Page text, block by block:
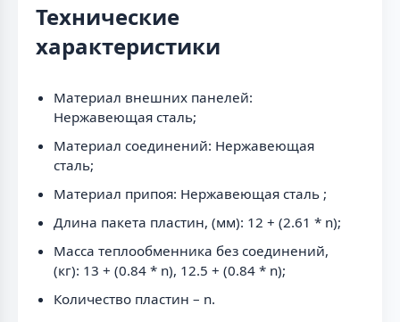
Технические
характеристики
Материал внешних панелей:
Нержавеющая сталь;
Материал соединений: Нержавеющая
сталь;
Материал припоя: Нержавеющая сталь ;
Длина пакета пластин, (мм): 12 + (2.61 * n);
Масса теплообменника без соединений,
(кг): 13 + (0.84 * n), 12.5 + (0.84 * n);
Количество пластин – n.